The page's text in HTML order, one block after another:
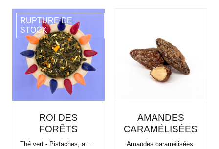
ROI DES
FORÊTS
Thé vert - Pistaches, amandes grillées
RUPTURE DE
STOCK
AMANDES
CARAMÉLISÉES
Amandes caramélisées